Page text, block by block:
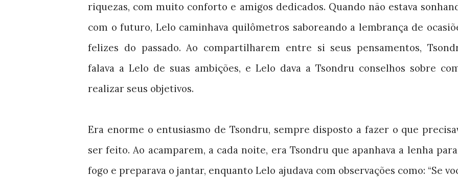
riquezas, com muito conforto e amigos dedicados. Quando não estava
com o futuro, Lelo caminhava quilômetros saboreando a lembrança de
felizes do passado. Ao compartilharem entre si seus pensamentos,
falava a Lelo de suas ambições, e Lelo dava a Tsondru conselhos sobre
realizar seus objetivos.
Era enorme o entusiasmo de Tsondru, sempre disposto a fazer o que
ser feito. Ao acamparem, a cada noite, era Tsondru que apanhava a lenha
fogo e preparava o jantar, enquanto Lelo ajudava com observações como: “Se